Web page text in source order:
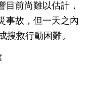
目前尚難以估計，
事故，但一天之內
搜救行動困難。